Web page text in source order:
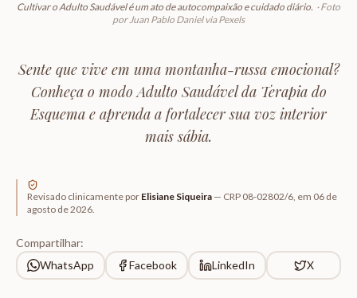
Cultivar o Adulto Saudável é um ato de autocompaixão e cuidado diário. ·Foto
por Juan Pablo Daniel via Pexels
Sente que vive em uma montanha-russa emocional?
Conheça o modo Adulto Saudável da Terapia do
Esquema e aprenda a fortalecer sua voz interior
mais sábia.
Revisado clinicamente por Elisiane Siqueira — CRP 08-02802/6, em 06 de
agosto de 2026.
Compartilhar:
WhatsApp
Facebook LinkedIn X